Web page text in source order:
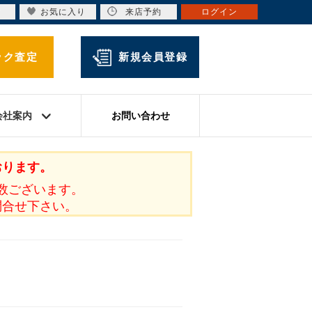
査定 新規会員登録
社案内 お問い合わせ
ます。
ざいます。
せ下さい。
お気に入り 来店予約 ログイン